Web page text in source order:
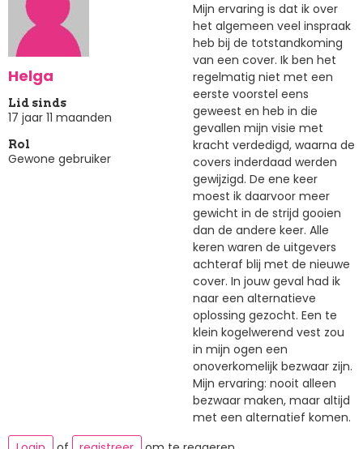
Helga
Lid sinds
17 jaar 11 maanden
Rol
Gewone gebruiker
Mijn ervaring is dat ik over
het algemeen veel inspraak
heb bij de totstandkoming
van een cover. Ik ben het
regelmatig niet met een
eerste voorstel eens
geweest en heb in die
gevallen mijn visie met
kracht verdedigd, waarna de
covers inderdaad werden
gewijzigd. De ene keer
moest ik daarvoor meer
gewicht in de strijd gooien
dan de andere keer. Alle
keren waren de uitgevers
achteraf blij met de nieuwe
cover. In jouw geval had ik
naar een alternatieve
oplossing gezocht. Een te
klein kogelwerend vest zou
in mijn ogen een
onoverkomelijk bezwaar zijn.
Mijn ervaring: nooit alleen
bezwaar maken, maar altijd
met een alternatief komen.